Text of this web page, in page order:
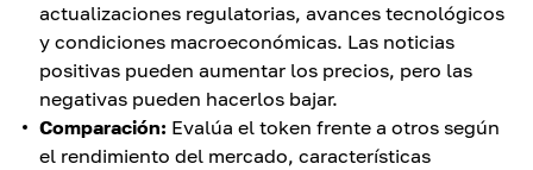
actualizaciones regulatorias, avances tecnológicos
y condiciones macroeconómicas. Las noticias
positivas pueden aumentar los precios, pero las
negativas pueden hacerlos bajar.
Comparación: Evalúa el token frente a otros según
el rendimiento del mercado, características